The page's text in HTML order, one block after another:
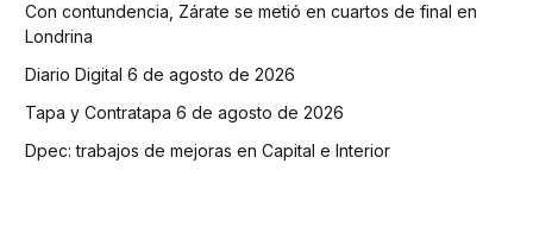
Con contundencia, Zárate se metió en cuartos de final en
Londrina
Diario Digital 6 de agosto de 2026
Tapa y Contratapa 6 de agosto de 2026
Dpec: trabajos de mejoras en Capital e Interior